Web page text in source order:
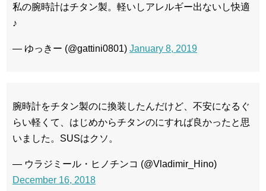
私の腕時計はチタン製。軽いしアレルギー出ないし快適
♪
— ゆっきー (@gattini0801) January 8, 2019
腕時計をチタン製のに換装したんだけど、不安になるぐ
らい軽くて、はじめからチタンのにすれば良かったと思
いました。SUSはクソ。
— ウラジミール・ヒノチンコ (@Vladimir_Hino)
December 16, 2018